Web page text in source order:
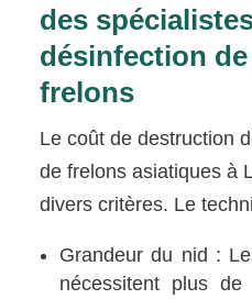
des
désinfection
frelons
Le coût de destruction
de frelons asiatiques à
divers critères. Le
Grandeur du nid :
nécessitent plus